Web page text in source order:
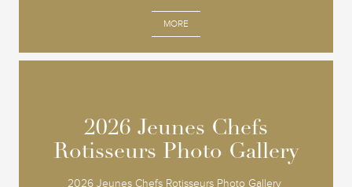
MORE
2026 Jeunes Chefs
Rotisseurs Photo Gallery
2026 Jeunes Chefs Rotisseurs Photo Gallery
2026 Jeunes Chefs
Rotisseurs Photo Gallery